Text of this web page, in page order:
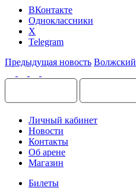
ВКонтакте
Одноклассники
X
Telegram
Предыдущая новость Волжский
Личный кабинет
Новости
Контакты
Об арене
Магазин
Билеты